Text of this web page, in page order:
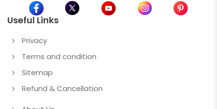
Useful Links
Privacy
Terms and condition
Sitemap
Refund & Cancellation